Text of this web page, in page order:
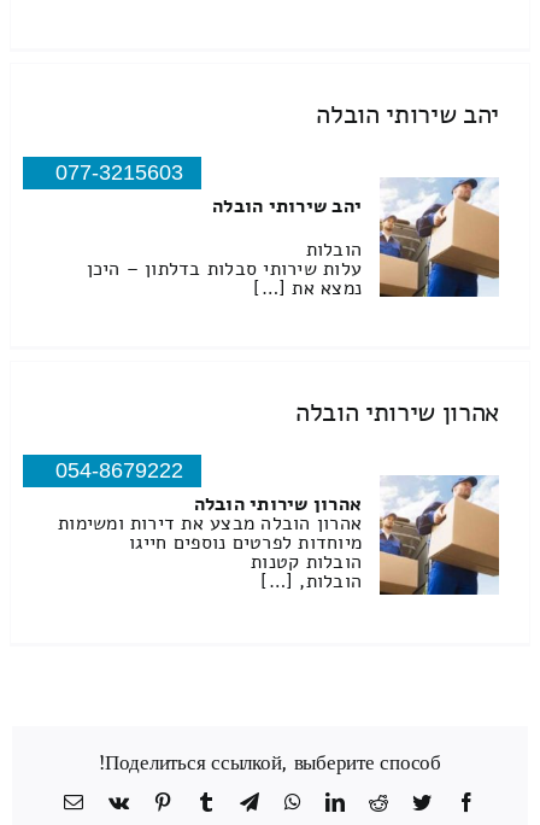
יהב שירותי הובלה
077-3215603
יהב שירותי הובלה
הובלות
עלות שירותי סבלות בדלתון – היכן
נמצא את […]
אהרון שירותי הובלה
054-8679222
אהרון שירותי הובלה
אהרון הובלה מבצע את דירות ומשימות
מיוחדות לפרטים נוספים חייגו
הובלות קטנות
הובלות, […]
Поделиться ссылкой, выберите способ!
Facebook
Twitter
Reddit
LinkedIn
WhatsApp
Telegram
Tumblr
Pinterest
Vk
כתובת